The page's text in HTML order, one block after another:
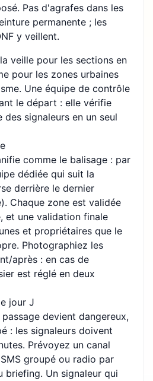
Pas d'agrafes dans les
permanente ; les
y veillent.
veille pour les sections en
pour les zones urbaines
Une équipe de contrôle
le départ : elle vérifie
des signaleurs en un seul
comme le balisage : par
dédiée qui suit la
derrière le dernier
Chaque zone est validée
et une validation finale
et propriétaires que le
Photographiez les
après : en cas de
est réglé en deux
jour J
devient dangereux,
: les signaleurs doivent
Prévoyez un canal
groupé ou radio par
briefing. Un signaleur qui